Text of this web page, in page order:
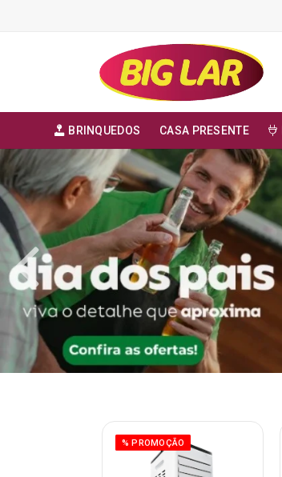
BRINQUEDOS CASA PRESENTE
% PROMOÇÃO